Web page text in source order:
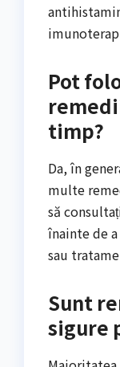
Pot
timp?
Da, în
multe
să
înainte de
sau
Sunt
sigure